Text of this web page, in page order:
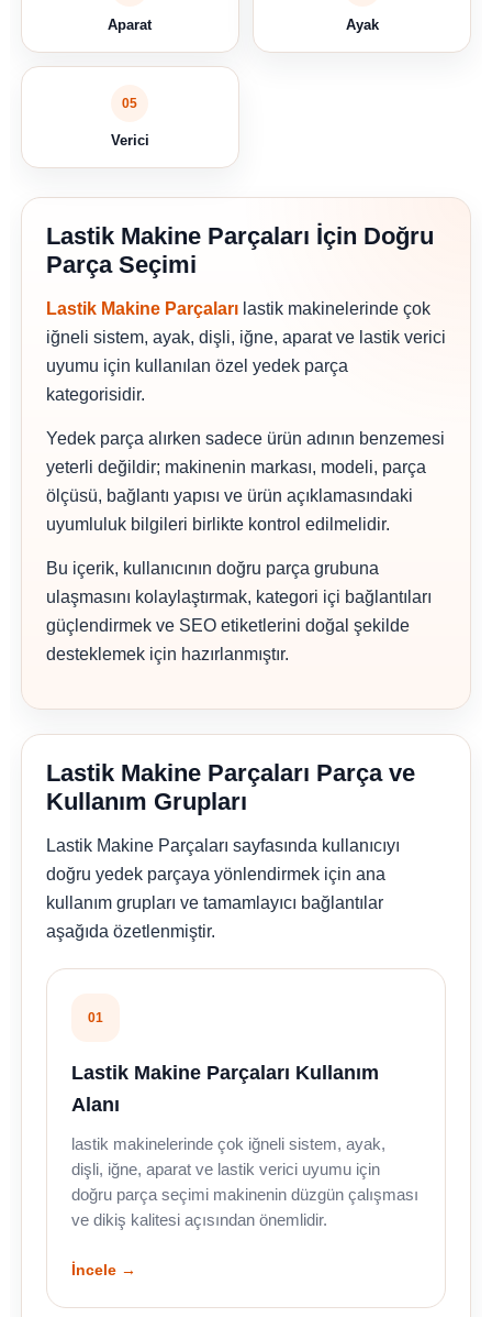
Aparat Ayak
05
Verici
Lastik Makine Parçaları İçin Doğru
Parça Seçimi
Lastik Makine Parçalarılastik makinelerinde çok
iğneli sistem, ayak, dişli, iğne, aparat ve lastik verici
uyumu için kullanılan özel yedek parça
kategorisidir.
Yedek parça alırken sadece ürün adının benzemesi
yeterli değildir; makinenin markası, modeli, parça
ölçüsü, bağlantı yapısı ve ürün açıklamasındaki
uyumluluk bilgileri birlikte kontrol edilmelidir.
Bu içerik, kullanıcının doğru parça grubuna
ulaşmasını kolaylaştırmak, kategori içi bağlantıları
güçlendirmek ve SEO etiketlerini doğal şekilde
desteklemek için hazırlanmıştır.
Lastik Makine Parçaları Parça ve
Kullanım Grupları
Lastik Makine Parçaları sayfasında kullanıcıyı
doğru yedek parçaya yönlendirmek için ana
kullanım grupları ve tamamlayıcı bağlantılar
aşağıda özetlenmiştir.
01
Lastik Makine Parçaları Kullanım
Alanı
lastik makinelerinde çok iğneli sistem, ayak,
dişli, iğne, aparat ve lastik verici uyumu için
doğru parça seçimi makinenin düzgün çalışması
ve dikiş kalitesi açısından önemlidir.
İncele →